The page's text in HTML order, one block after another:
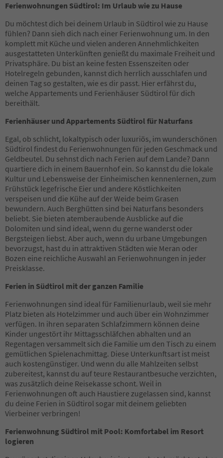
6
7
8
9
10
11
12
13
14
15
16
17
19
20
21
22
23
24
25
26
27
28
29
30
31
32
34
36
37
38
39
40
41
42
43
44
45
46
47
48
49
50
Ferienwohnungen Südtirol: Im Urlaub wie zu Hause
Du möchtest dich bei deinem Urlaub in Südtirol wie zu Hause
fühlen? Dann sieh dich nach einer Ferienwohnung um. In den
komplett mit Küche und vielen anderen Annehmlichkeiten
ausgestatteten Unterkünften genießt du maximale Freiheit und
Privatsphäre. Du bist an keine festen Essenszeiten oder
Hotelregeln gebunden, kannst dich herrlich ausschlafen und
deinen Tag so gestalten, wie es dir passt. Hier erfährst du,
welche Appartements und Ferienhäuser Südtirol für dich
bereithält.
Ferienhäuser und Appartements Südtirol für Naturfans
Egal, ob schlicht, lokaltypisch oder luxuriös, im wunderschönen
Südtirol findest du Ferienwohnungen für jeden Geschmack und
Geldbeutel. Du sehnst dich nach Ferien auf dem Lande? Dann
quartiere dich in einem Bauernhof ein. So kannst du die lokale
Kultur und Lebensweise der Einheimischen kennenlernen, zum
Frühstück legefrische Eier und andere Köstlichkeiten
verspeisen und die Kühe auf der Weide beim Grasen
bewundern. Auch Berghütten sind bei Naturfans besonders
beliebt. Sie bieten atemberaubende Ausblicke auf die
Dolomiten und sind ideal, wenn du gerne wanderst oder
Bergsteigen liebst. Aber auch, wenn du urbane Umgebungen
bevorzugst, hast du in attraktiven Städten wie Meran oder
Bozen eine reichliche Auswahl an Ferienwohnungen in jeder
Preisklasse.
Ferien in Südtirol mit der ganzen Familie
Ferienwohnungen sind ideal für Familienurlaub, weil sie mehr
Platz bieten als Hotelzimmer und auch über ein Wohnzimmer
verfügen. In ihren separaten Schlafzimmern können deine
Kinder ungestört ihr Mittagsschläfchen abhalten und an
Regentagen versammelt sich die Familie um den Tisch zu einem
gemütlichen Spielenachmittag. Diese Unterkunftsart ist meist
auch kostengünstiger. Und wenn du alle Mahlzeiten selbst
zubereitest, kannst du auf teure Restaurantbesuche verzichten,
was zusätzlich deine Reisekasse schont. Weil in
Ferienwohnungen oft auch Haustiere zugelassen sind, kannst
du deine Ferien in Südtirol sogar mit deinem geliebten
Vierbeiner verbringen!
Ferienwohnung Südtirol mit Pool: Komfortabel im Resort
logieren